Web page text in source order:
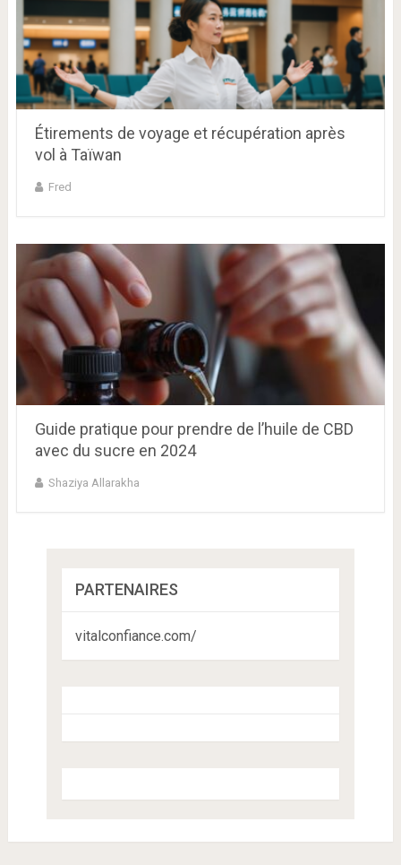
Étirements de voyage et récupération après
vol à Taïwan
Fred
Guide pratique pour prendre de l’huile de CBD
avec du sucre en 2024
Shaziya Allarakha
PARTENAIRES
vitalconfiance.com/